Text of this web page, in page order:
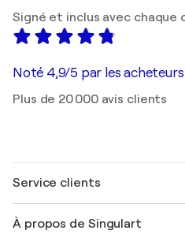
Signé et inclus avec chaque
Noté 4,9/5 par les
Plus de 20 000 avis clients
Service clients
Expédition
À propos de Singulart